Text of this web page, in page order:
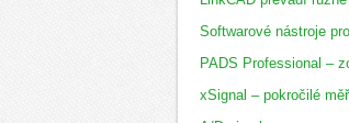
Softwarové nástroje
PADS Professional –
xSignal – pokročilé